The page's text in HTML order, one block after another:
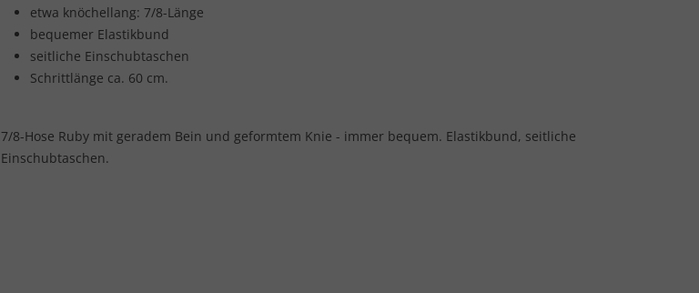
etwa knöchellang: 7/8-Länge
bequemer Elastikbund
seitliche Einschubtaschen
Schrittlänge ca. 60 cm.
7/8-Hose Ruby mit geradem Bein und geformtem Knie - immer bequem. Elastikbund, seitliche
Einschubtaschen.